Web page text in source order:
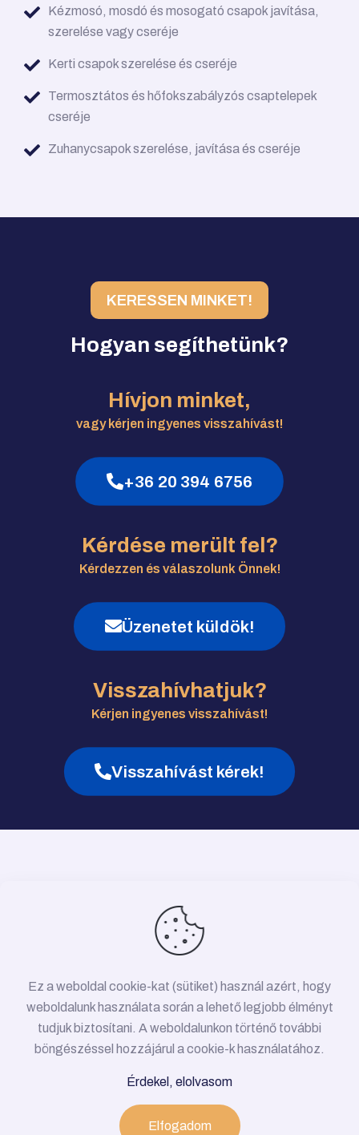
Kézmosó, mosdó és mosogató csapok javítása,
szerelése vagy cseréje
Kerti csapok szerelése és cseréje
Termosztátos és hőfokszabályzós csaptelepek
cseréje
Zuhanycsapok szerelése, javítása és cseréje
KERESSEN MINKET!
Hogyan segíthetünk?
Hívjon minket,
vagy kérjen ingyenes visszahívást!
+36 20 394 6756
Kérdése merült fel?
Kérdezzen és válaszolunk Önnek!
Üzenetet küldök!
Visszahívhatjuk?
Kérjen ingyenes visszahívást!
Visszahívást kérek!
Minden jog fenntartva!
Adatkezelési Tájékoztató
Ez a weboldal cookie-kat (sütiket) használ azért, hogy
weboldalunk használata során a lehető legjobb élményt
tudjuk biztosítani. A weboldalunkon történő további
böngészéssel hozzájárul a cookie-k használatához.
Érdekel, elolvasom
Elfogadom